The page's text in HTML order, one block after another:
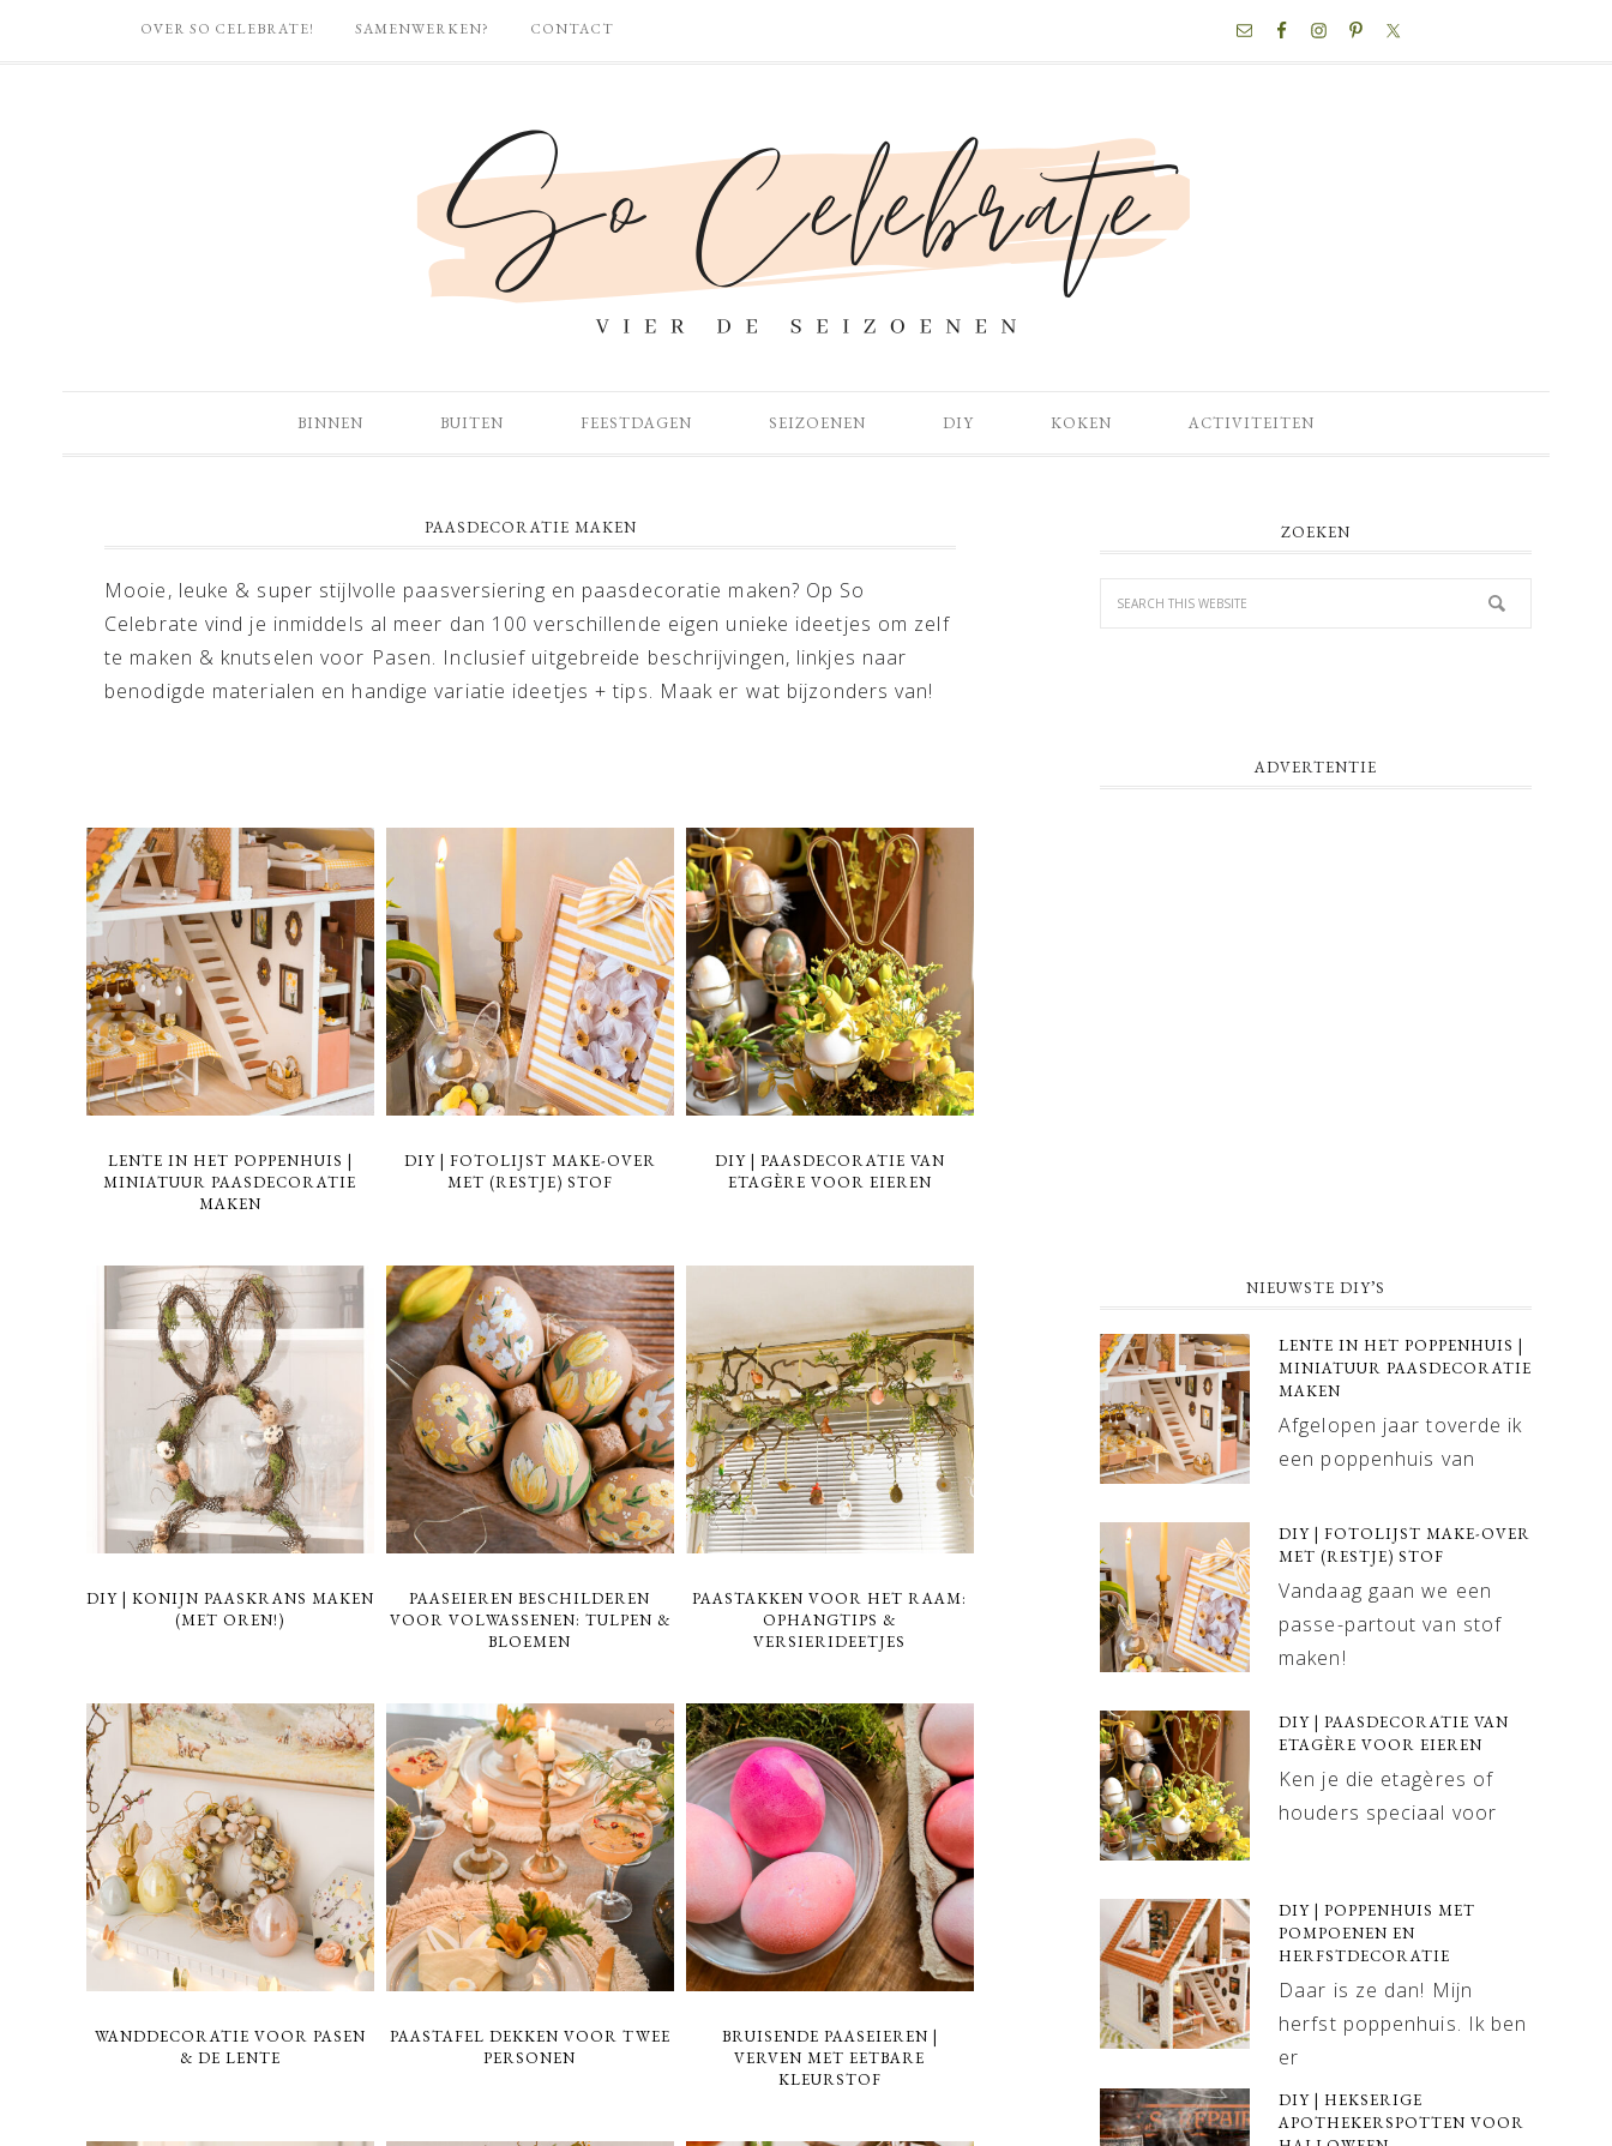
OVER SO CELEBRATE! SAMENWERKEN? CONTACT
BINNEN BUITEN FEESTDAGEN SEIZOENEN DIY KOKEN ACTIVITEITEN
PAASDECORATIE MAKEN
Mooie, leuke & super stijlvolle paasversiering en paasdecoratie maken? Op So
Celebrate vind je inmiddels al meer dan 100 verschillende eigen unieke ideetjes om zelf
te maken & knutselen voor Pasen. Inclusief uitgebreide beschrijvingen, linkjes naar
benodigde materialen en handige variatie ideetjes + tips. Maak er wat bijzonders van!
LENTE IN HET POPPENHUIS |
MINIATUUR PAASDECORATIE
MAKEN
DIY | FOTOLIJST MAKE-OVER
MET (RESTJE) STOF
DIY | PAASDECORATIE VAN
ETAGÈRE VOOR EIEREN
DIY | KONIJN PAASKRANS MAKEN
(MET OREN!)
PAASEIEREN BESCHILDEREN
VOOR VOLWASSENEN: TULPEN &
BLOEMEN
PAASTAKKEN VOOR HET RAAM:
OPHANGTIPS &
VERSIERIDEETJES
WANDDECORATIE VOOR PASEN
& DE LENTE
PAASTAFEL DEKKEN VOOR TWEE
PERSONEN
BRUISENDE PAASEIEREN |
VERVEN MET EETBARE
KLEURSTOF
ZOEKEN
ADVERTENTIE
NIEUWSTE DIY’S
LENTE IN HET POPPENHUIS |
MINIATUUR PAASDECORATIE
MAKEN
Afgelopen jaar toverde ik
een poppenhuis van
DIY | FOTOLIJST MAKE-OVER
MET (RESTJE) STOF
Vandaag gaan we een
passe-partout van stof
maken!
DIY | PAASDECORATIE VAN
ETAGÈRE VOOR EIEREN
Ken je die etagères of
houders speciaal voor
DIY | POPPENHUIS MET
POMPOENEN EN
HERFSTDECORATIE
Daar is ze dan! Mijn
herfst poppenhuis. Ik ben
er
DIY | HEKSERIGE
APOTHEKERSPOTTEN VOOR